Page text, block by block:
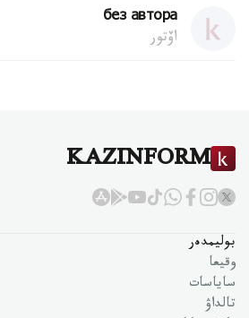
без автора
اۆتور
KAZINFORM
بوليمدەر
وقيعا
ساياسات
تالداۋ